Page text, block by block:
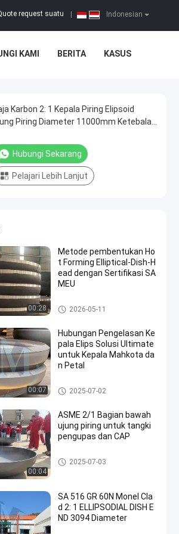
Indonesian
request suatu
KAMI BERITA KASUS
Karbon 2: 1 Kepala Piring Elipsoid
Piring Diameter 11000mm Ketebalan
Hubungi Sekarang
Pelajari Lebih Lanjut
00:28
Metode pembentukan Ho
t Forming Elliptical-Dish-H
ead dengan Sertifikasi SA
MEU
Kepala piring elips
2026-05-11
00:07
Hubungan Pengelasan Ke
pala Elips Solusi Ultimate
untuk Kepala Mahkota da
n Petal
Kepala tangki yang sudah dire
bus
2025-07-02
00:04
ASME 2/1 Bagian bawah
ujung piring untuk tangki
pengupas dan CAP
Kepala Semi Elips
2025-07-03
SA 516 GR 60N Monel Cla
d 2: 1 ELLIPSODIAL DISH E
ND 3094 Diameter